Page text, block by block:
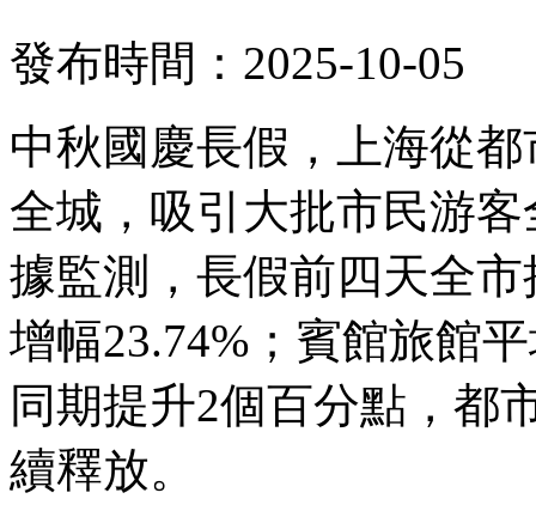
發布時間：2025-10-05
中秋國慶長假，上海從
全城，吸引大批市民游
據監測，長假前四天全
增幅23.74%；賓館旅館
同期提升2個百分點，都
續釋放。